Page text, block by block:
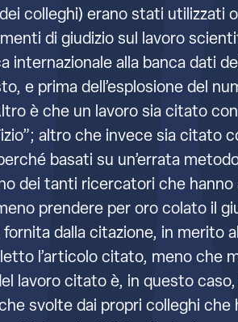
colleghi) erano stati utilizzati
di giudizio sul lavoro
alla banca dati
e prima dell’esplosione del
è che un lavoro sia citato
altro che invece sia citato
basati su un’errata
dei tanti ricercatori che
prendere per oro colato il
dalla citazione, in merito
l’articolo citato, meno che
lavoro citato è, in questo
svolte dai propri colleghi